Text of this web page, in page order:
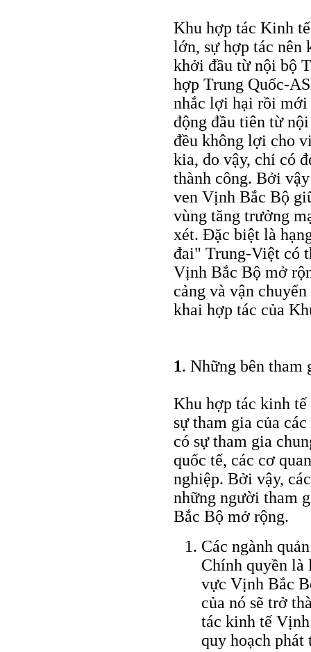
Khu hợp tác Kinh
lớn, sự hợp tác nên
khởi đầu từ nội bộ
hợp Trung Quốc-
nhắc lợi hại rồi mới
động đầu tiên từ
đều không lợi cho
kia, do vậy, chỉ có
thành công. Bởi
ven Vịnh Bắc Bộ
vùng tăng trưởng
xét. Đặc biệt là
đai" Trung-Việt có
Vịnh Bắc Bộ mở
cảng và vận
khai hợp tác của
1. Những bên tham
Khu hợp tác kinh
sự tham gia của
có sự tham gia
quốc tế, các cơ
nghiệp. Bởi vậy,
những người tham
Bắc Bộ mở rộng.
Các ngành
Chính quyền là
vực Vịnh Bắc
của nó sẽ trở
tác kinh tế
quy hoạch